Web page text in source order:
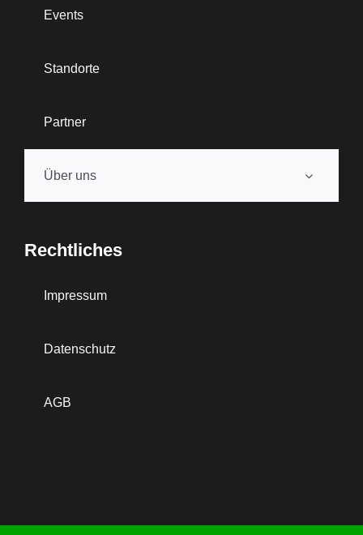
Events
Standorte
Partner
Über uns
Rechtliches
Impressum
Datenschutz
AGB